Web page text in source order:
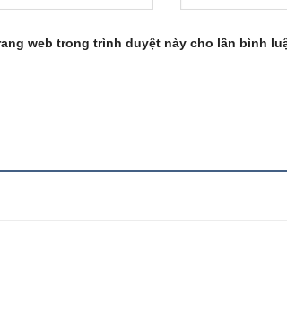
web trong trình duyệt này cho lần bình